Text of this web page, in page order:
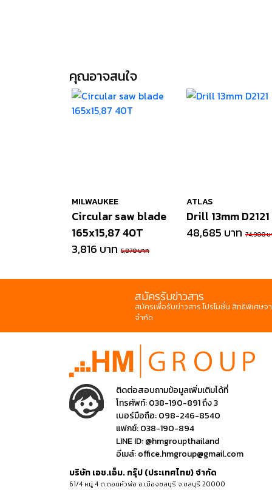
คุณอาจสนใจ
MILWAUKEE
Circular saw blade
165x15,87 40T
3,816 บาท 5,870 บาท
ATLAS
Drill 13mm D2121
48,685 บาท 74,900 บ
สมัครรับข่าวสาร
สมัครเพื่อรับข่าวสาร โปรโมชั่น สิทธิพิเศษจ
จำกัด
ติดต่อสอบถามข้อมูลเพิ่มเติมได้ที่
โทรศัพท์:038-190-891 ถึง 3
เบอร์มือถือ:098-246-8540
แฟกซ์:038-190-894
LINE ID:@hmgroupthailand
อีเมล์:office.hmgroup@gmail.com
บริษัท เอช.เอ็ม. กรุ๊ป (ประเทศไทย) จำกัด
61/4 หมู่ 4 ต.ดอนหัวฬ่อ อ.เมืองชลบุรี จ.ชลบุรี 20000